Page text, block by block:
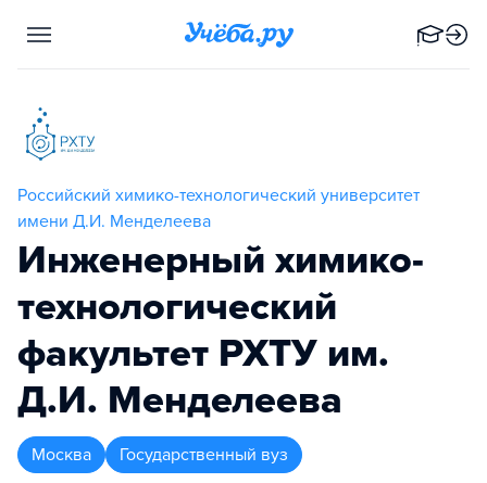
Российский химико-технологический университет
имени Д.И. Менделеева
Инженерный химико-
технологический
факультет РХТУ им.
Д.И. Менделеева
Москва Государственный вуз